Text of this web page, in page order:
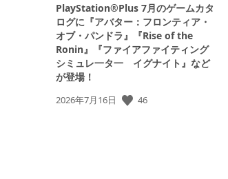
PlayStation®Plus 7月のゲームカタ
ログに『アバター：フロンティア・
オブ・パンドラ』『Rise of the
Ronin』『ファイアファイティング
シミュレ一タ一 イグナイト』など
が登場！
公
2026年7月16日 46